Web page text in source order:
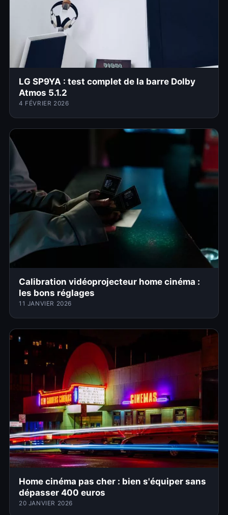
LG SP9YA : test complet de la barre Dolby
Atmos 5.1.2
4 FÉVRIER 2026
Calibration vidéoprojecteur home cinéma :
les bons réglages
11 JANVIER 2026
Home cinéma pas cher : bien s'équiper sans
dépasser 400 euros
20 JANVIER 2026